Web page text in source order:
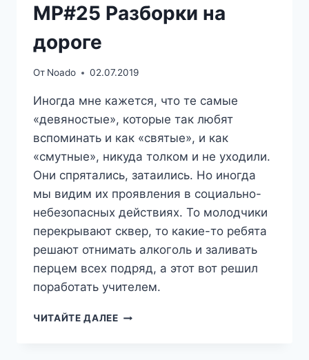
МР#25 Разборки на
дороге
От Noado 02.07.2019
Иногда мне кажется, что те самые
«девяностые», которые так любят
вспоминать и как «святые», и как
«смутные», никуда толком и не уходили.
Они спрятались, затаились. Но иногда
мы видим их проявления в социально-
небезопасных действиях. То молодчики
перекрывают сквер, то какие-то ребята
решают отнимать алкоголь и заливать
перцем всех подряд, а этот вот решил
поработать учителем.
ЧИТАЙТЕ ДАЛЕЕМР#25